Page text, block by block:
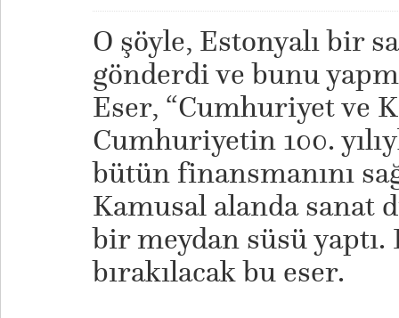
O şöyle, Estonyalı bir
gönderdi ve bunu
Eser, “Cumhuriyet ve
Cumhuriyetin 100.
bütün finansmanını
Kamusal alanda sanat
bir meydan süsü
bırakılacak bu eser.